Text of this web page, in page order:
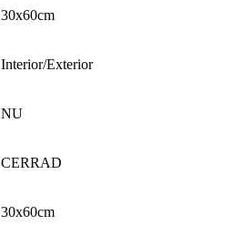
30x60cm
Interior/Exterior
NU
CERRAD
30x60cm